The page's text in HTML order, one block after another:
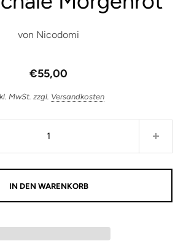
von Nicodomi
€55,00
MwSt. zzgl. Versandkosten
IN DEN WARENKORB